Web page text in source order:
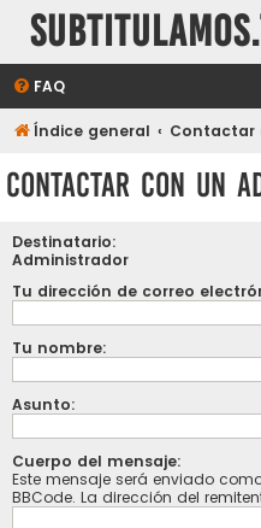
FAQ
Índice general Contactar
Contactar con un
Destinatario:
Administrador
Tu dirección de correo
Tu nombre:
Asunto:
Cuerpo del mensaje:
Este mensaje será enviado
BBCode. La dirección del